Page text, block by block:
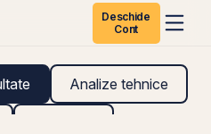
Deschide
Cont
Analize tehnice